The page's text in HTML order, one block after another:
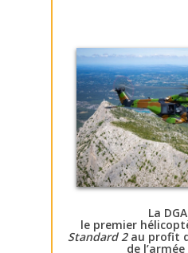
La
le premier
Standard 2au profit
de